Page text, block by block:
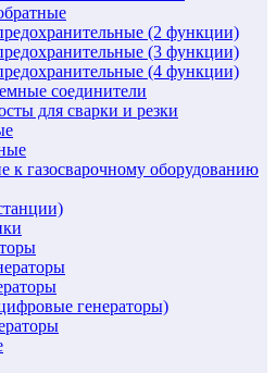
(2 функции)
(3 функции)
(4 функции)
соединители
для сварки и резки
к газосварочному оборудованию
генераторы)